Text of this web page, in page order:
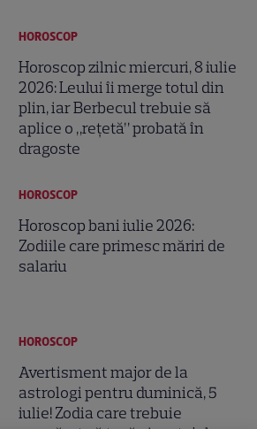
HOROSCOP
Horoscop zilnic miercuri, 8 iulie
2026: Leului îi merge totul din
plin, iar Berbecul trebuie să
aplice o „rețetă” probată în
dragoste
HOROSCOP
Horoscop bani iulie 2026:
Zodiile care primesc măriri de
salariu
HOROSCOP
Avertisment major de la
astrologi pentru duminică, 5
iulie! Zodia care trebuie